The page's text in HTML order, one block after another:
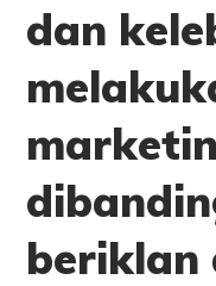
dan
beriklan